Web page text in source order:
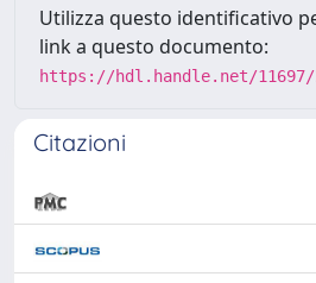
Utilizza questo identificativo
link a questo documento:
https://hdl.handle.net/11697/
Citazioni